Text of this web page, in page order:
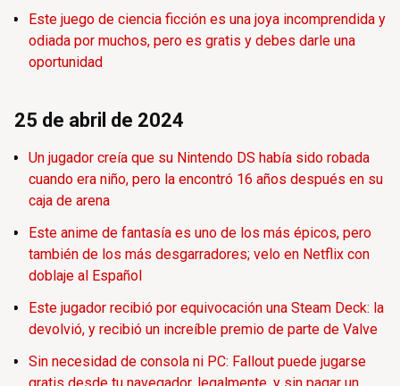
Este juego de ciencia ficción es una joya incomprendida y
odiada por muchos, pero es gratis y debes darle una
oportunidad
25 de abril de 2024
Un jugador creía que su Nintendo DS había sido robada
cuando era niño, pero la encontró 16 años después en su
caja de arena
Este anime de fantasía es uno de los más épicos, pero
también de los más desgarradores; velo en Netflix con
doblaje al Español
Este jugador recibió por equivocación una Steam Deck: la
devolvió, y recibió un increíble premio de parte de Valve
Sin necesidad de consola ni PC: Fallout puede jugarse